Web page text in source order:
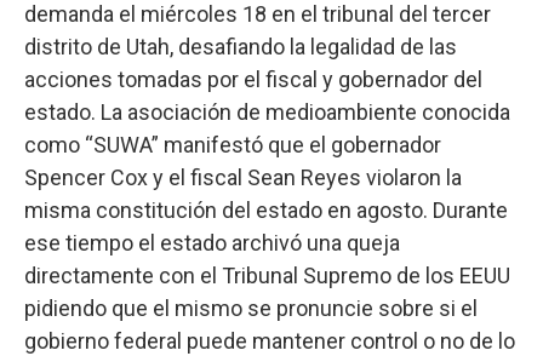
demanda el miércoles 18 en el tribunal del tercer
distrito de Utah, desafiando la legalidad de las
acciones tomadas por el fiscal y gobernador del
estado. La asociación de medioambiente conocida
como “SUWA” manifestó que el gobernador
Spencer Cox y el fiscal Sean Reyes violaron la
misma constitución del estado en agosto. Durante
ese tiempo el estado archivó una queja
directamente con el Tribunal Supremo de los EEUU
pidiendo que el mismo se pronuncie sobre si el
gobierno federal puede mantener control o no de lo